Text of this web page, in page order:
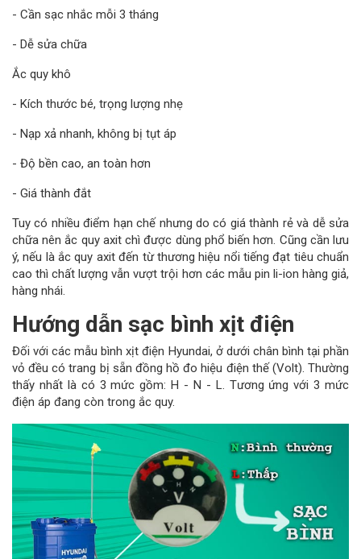
- Cần sạc nhắc mỗi 3 tháng
- Dễ sửa chữa
Ắc quy khô
- Kích thước bé, trọng lượng nhẹ
- Nạp xả nhanh, không bị tụt áp
- Độ bền cao, an toàn hơn
- Giá thành đắt
Tuy có nhiều điểm hạn chế nhưng do có giá thành rẻ và dễ sửa
chữa nên ắc quy axit chì được dùng phổ biến hơn. Cũng cần lưu
ý, nếu là ắc quy axit đến từ thương hiệu nổi tiếng đạt tiêu chuẩn
cao thì chất lượng vẫn vượt trội hơn các mẫu pin li-ion hàng giả,
hàng nhái.
Hướng dẫn sạc bình xịt điện
Đối với các mẫu bình xịt điện Hyundai, ở dưới chân bình tại phần
vỏ đều có trang bị sẵn đồng hồ đo hiệu điện thế (Volt). Thường
thấy nhất là có 3 mức gồm: H - N - L. Tương ứng với 3 mức
điện áp đang còn trong ắc quy.